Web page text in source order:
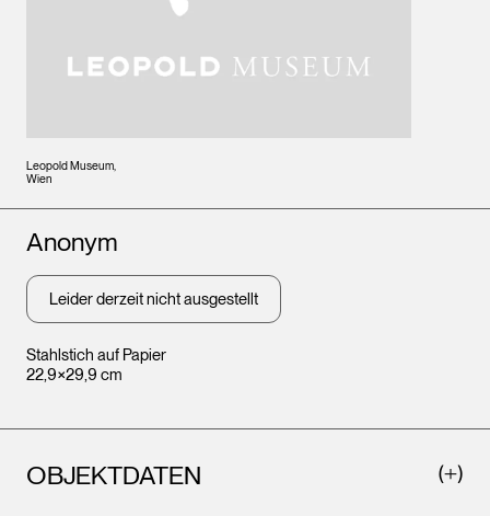
Leopold Museum,
Wien
Stahlstich auf Papier
22,9×29,9 cm
Künstler*innen
Anonym
Leider derzeit nicht ausgestellt
OBJEKTDATEN